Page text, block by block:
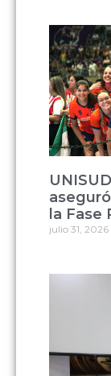
la Fase
julio 31, 2026